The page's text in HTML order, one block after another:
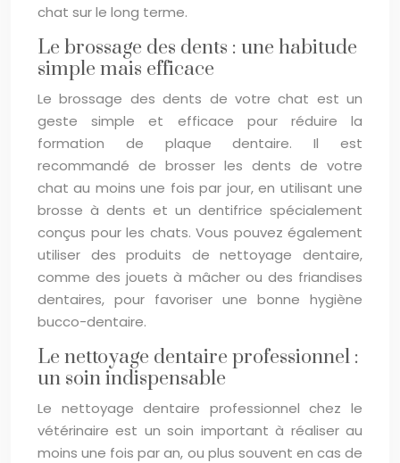
chat sur le long terme.
Le brossage des dents : une habitude
simple mais efficace
Le brossage des dents de votre chat est un
geste simple et efficace pour réduire la
formation de plaque dentaire. Il est
recommandé de brosser les dents de votre
chat au moins une fois par jour, en utilisant une
brosse à dents et un dentifrice spécialement
conçus pour les chats. Vous pouvez également
utiliser des produits de nettoyage dentaire,
comme des jouets à mâcher ou des friandises
dentaires, pour favoriser une bonne hygiène
bucco-dentaire.
Le nettoyage dentaire professionnel :
un soin indispensable
Le nettoyage dentaire professionnel chez le
vétérinaire est un soin important à réaliser au
moins une fois par an, ou plus souvent en cas de